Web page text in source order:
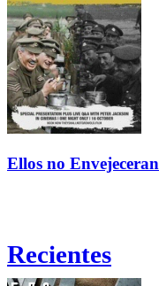
Ellos no Envejeceran
Recientes